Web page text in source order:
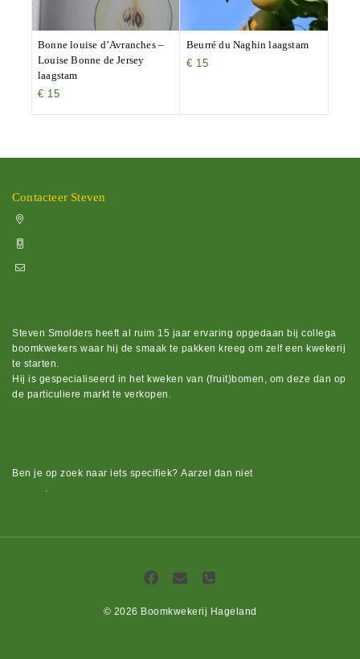
Bonne louise d’Avranches –
Louise Bonne de Jersey
laagstam
€ 15
Beurré du Naghin laagstam
€ 15
Contacteer Steven
Steven Smolders heeft al ruim 15 jaar ervaring opgedaan bij collega
boomkwekers waar hij de smaak te pakken kreeg om zelf een kwekerij
te starten.
Hij is gespecialiseerd in het kweken van (fruit)bomen, om deze dan op
de particuliere markt te verkopen.
Ben je op zoek naar iets specifiek? Aarzel dan niet
.
© 2026 Boomkwekerij Hageland